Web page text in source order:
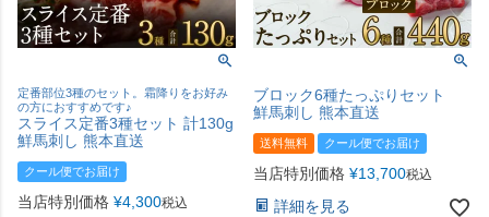
定番部位3種のセット。霜降りをお好み
の方におすすめです♪
スライス定番3種セット 計130g
鮮馬刺し 熊本直送
クール便でお届け
当店特別価格 ¥4,300税込
ブロック6種たっぷりセット
鮮馬刺し 熊本直送
送料無料 クール便でお届け
当店特別価格 ¥13,700税込
詳細を見る